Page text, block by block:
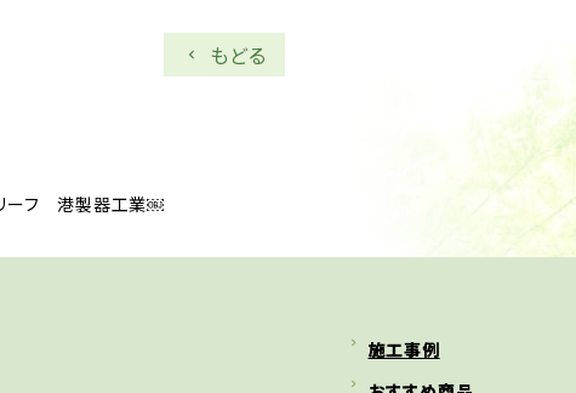
もどる
ーフ 港製器工業￼
施工事例